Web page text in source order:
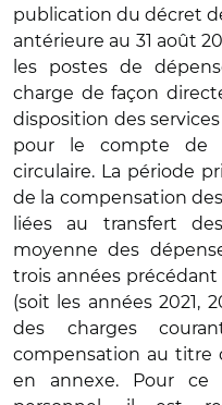
publication du décret
antérieure au 31 août
les postes de
charge de façon
disposition des
pour le compte de
circulaire. La période
de la compensation
liées au transfert
moyenne des
trois années
(soit les années 2021,
des charges
compensation au titre
en annexe. Pour